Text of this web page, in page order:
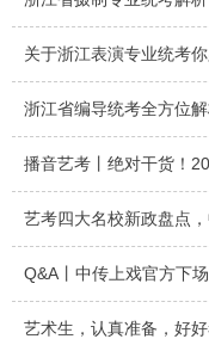
关于浙江表演专业统考
浙江省编导统考全方位解
播音艺考丨绝对干货！
艺考四大名校新政盘点
Q&A丨中传上戏官方下
艺术生，认真准备，好